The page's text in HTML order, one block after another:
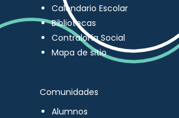
Calendario Escolar
Bibliotecas
Contraloría Social
Mapa de sitio
Comunidades
Alumnos